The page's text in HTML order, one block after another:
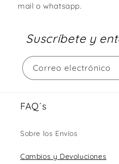
mail o whatsapp.
Suscríbete y
Correo electrónico
FAQ´s
Sobre los Envíos
Cambios y Devoluciones